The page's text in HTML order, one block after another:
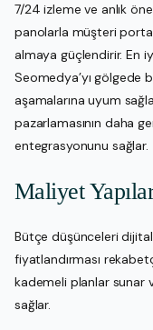
7/24 izleme ve anlık
panolarla müşteri
almaya güçlendirir. En
Seomedya’yı gölgede
aşamalarına uyum
pazarlamasının daha
entegrasyonunu sağlar.
Maliyet
Bütçe düşünceleri dijital
fiyatlandırması
kademeli planlar sunar
sağlar.